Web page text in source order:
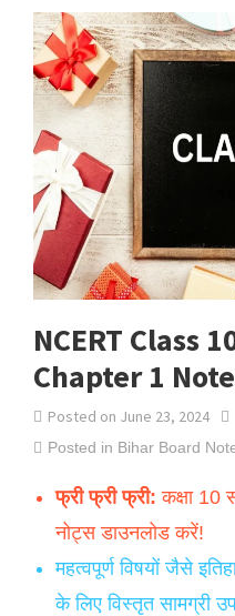
NCERT Class
Chapter 1
Posted on June 23, 2024
Posted in Bihar Board
फ्री फ्री फ्री: कक्षा 10
नोट्स डाउनलोड करें!
महत्वपूर्ण विषयों जैसे
के लिए विस्तृत सामग्री